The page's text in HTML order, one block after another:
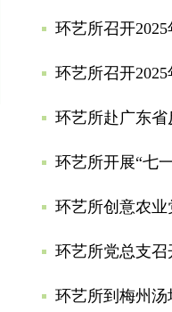
环艺所召开
环艺所召开
环艺所赴广东
环艺所开展“七
环艺所创意农
环艺所党总支
环艺所到梅州